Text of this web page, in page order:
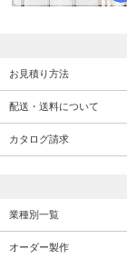
お見積り方法
配送・送料について
カタログ請求
業種別一覧
オーダー製作